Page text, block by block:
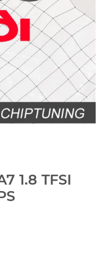
1.8 TFSI